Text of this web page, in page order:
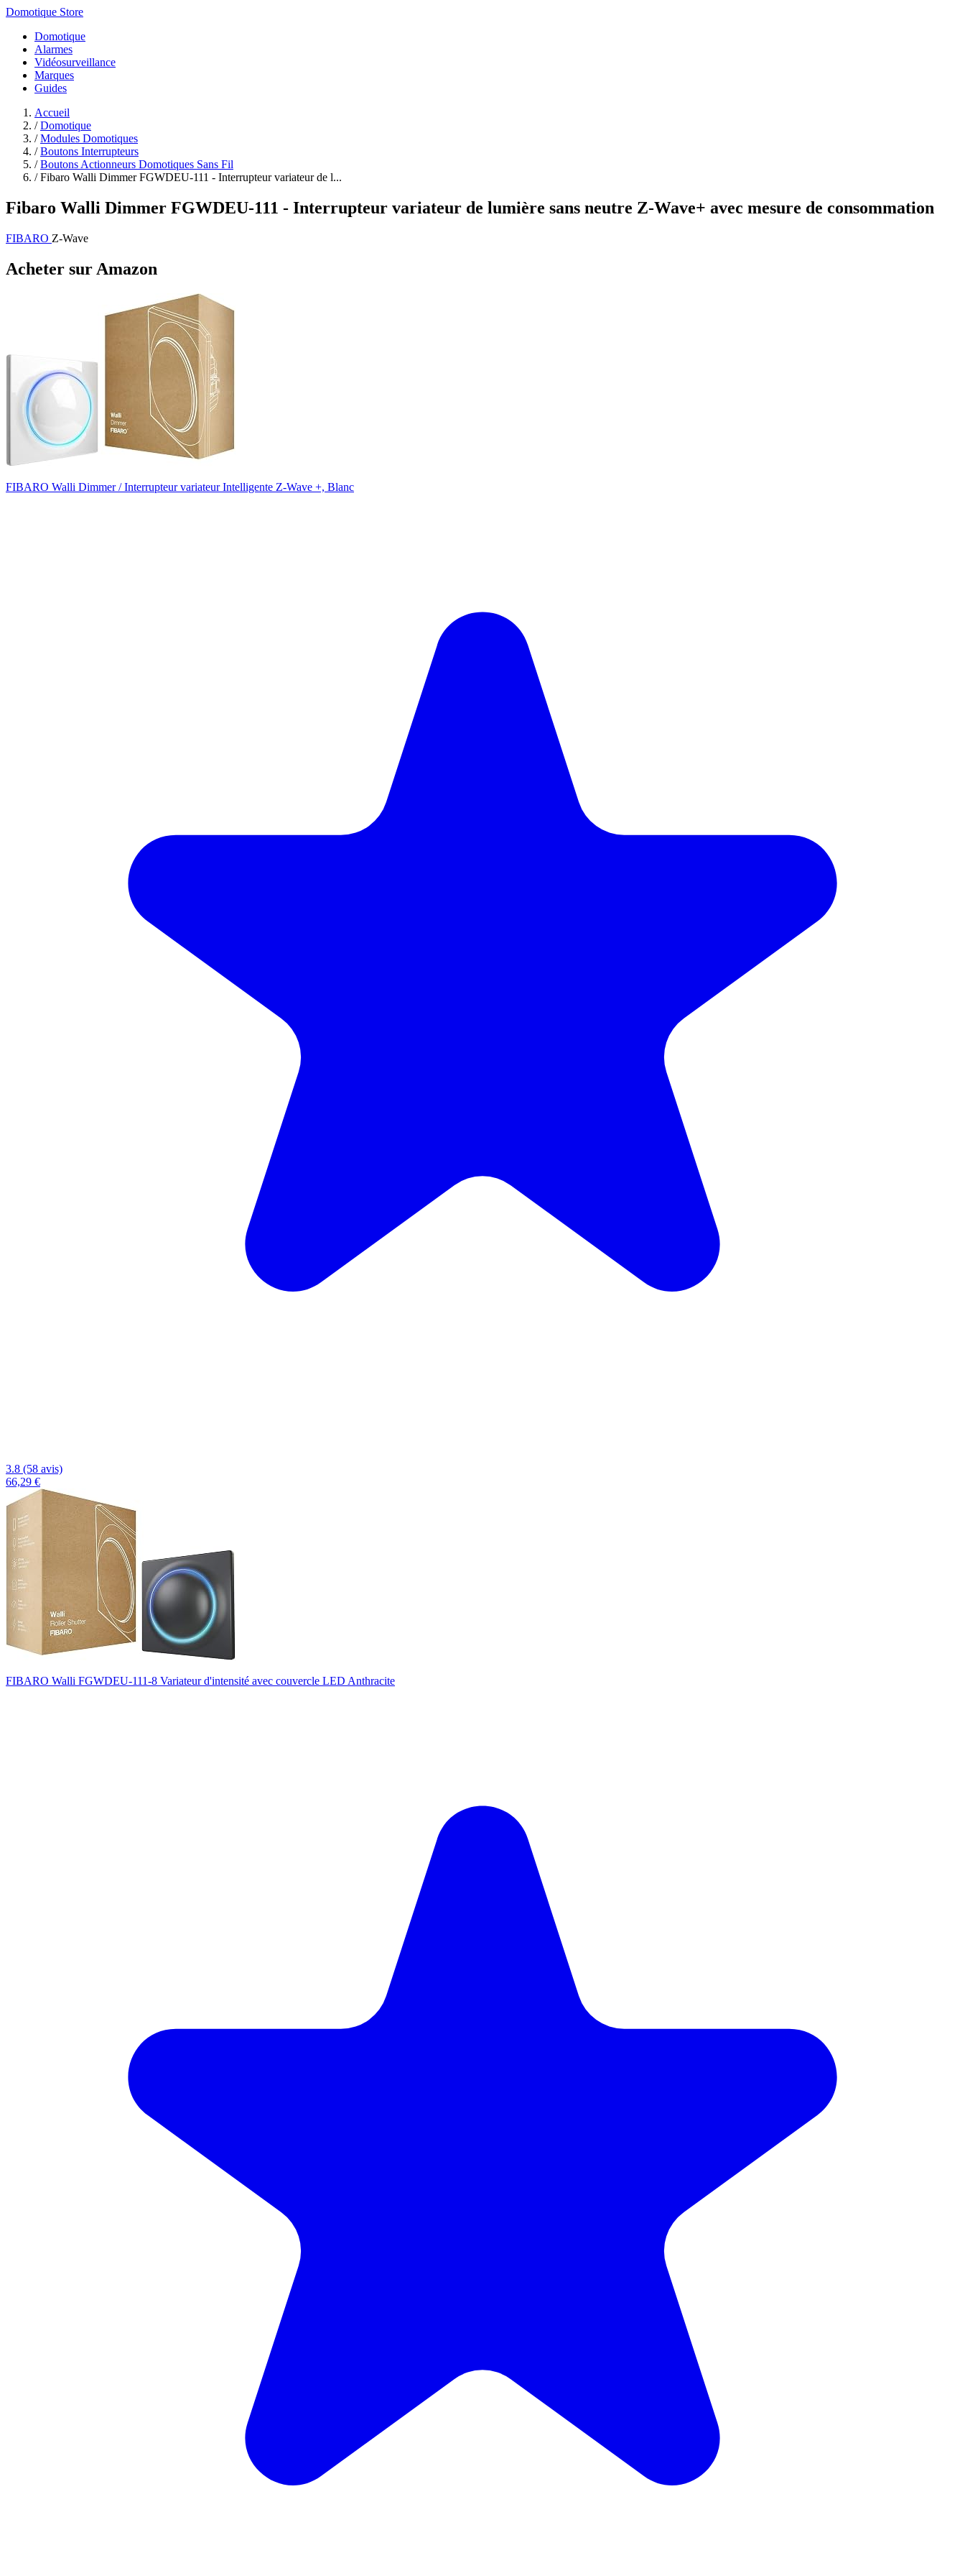
Domotique Store
Domotique
Alarmes
Vidéosurveillance
Marques
Guides
Accueil
/ Domotique
/ Modules Domotiques
/ Boutons Interrupteurs
/ Boutons Actionneurs Domotiques Sans Fil
/ Fibaro Walli Dimmer FGWDEU-111 - Interrupteur variateur de l...
Fibaro Walli Dimmer FGWDEU-111 - Interrupteur variateur de lumière sans neutre Z-Wave+ avec mesure de consommation
FIBARO Z-Wave
Acheter sur Amazon
FIBARO Walli Dimmer / Interrupteur variateur Intelligente Z-Wave +, Blanc
3.8 (58 avis)
66,29 €
FIBARO Walli FGWDEU-111-8 Variateur d'intensité avec couvercle LED Anthracite